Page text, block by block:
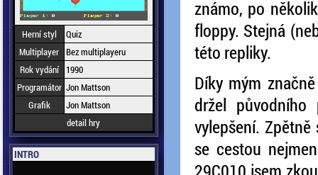
Herní styl
Quiz
Multiplayer Bez multiplayeru
Rok vydání
1990
Programátor Jon Mattson
Grafik
Jon Mattson
detail hry
INTRO
známo, po
floppy. Stejná
této repliky.
Díky mým
držel
vylepšení.
se cestou
29C010 jsem